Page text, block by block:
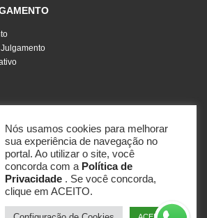
e Notas
Nós usamos cookies para melhorar
sua experiência de navegação no
portal. Ao utilizar o site, você
concorda com a Política de
Privacidade . Se você concorda,
clique em ACEITO.